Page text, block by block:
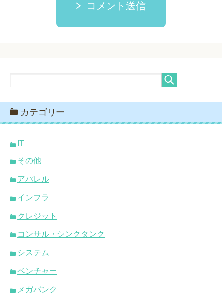
コメント送信
カテゴリー
IT
その他
アパレル
インフラ
クレジット
コンサル・シンクタンク
システム
ベンチャー
メガバンク